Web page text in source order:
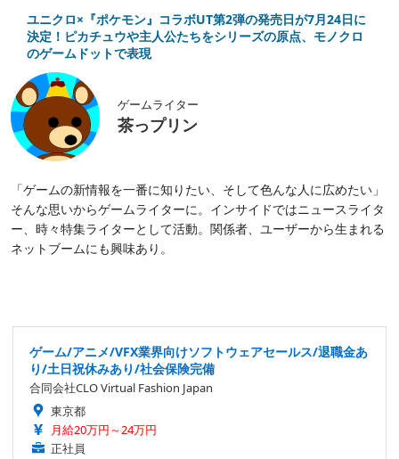
ユニクロ×『ポケモン』コラボUT第2弾の発売日が7月24日に
決定！ピカチュウや主人公たちをシリーズの原点、モノクロ
のゲームドットで表現
ゲームライター
茶っプリン
「ゲームの新情報を一番に知りたい、そして色んな人に広めたい」
そんな思いからゲームライターに。インサイドではニュースライタ
ー、時々特集ライターとして活動。関係者、ユーザーから生まれる
ネットブームにも興味あり。
ゲーム/アニメ/VFX業界向けソフトウェアセールス/退職金あ
り/土日祝休みあり/社会保険完備
合同会社CLO Virtual Fashion Japan
東京都
月給20万円～24万円
正社員